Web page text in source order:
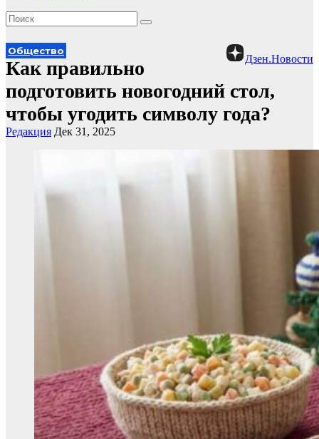
Дзен.Новости
Общество
Как правильно
подготовить новогодний стол,
чтобы угодить символу года?
Редакция Дек 31, 2025